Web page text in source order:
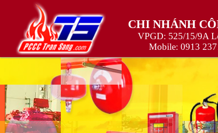
CHI NHÁNH
VPGD: 525/15/9A
Mobile: 0913